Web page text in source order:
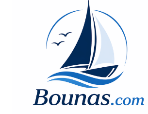
[ 03/08/2025 ]
[ 11/12/2024 ]